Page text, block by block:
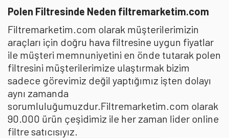
Polen Filtresinde Neden filtremarketim.com
Filtremarketim.com olarak müşterilerimizin
araçları için doğru hava filtresine uygun fiyatlar
ile müşteri memnuniyetini en önde tutarak polen
filtresini müşterilerimize ulaştırmak bizim
sadece görevimiz değil yaptığımız işten dolayı
aynı zamanda
sorumluluğumuzdur.Filtremarketim.com olarak
90.000 ürün çeşidimiz ile her zaman lider online
filtre satıcısıyız.